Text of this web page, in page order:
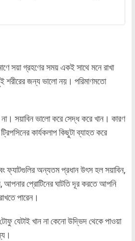
সয়া গ্রহণের সময় একই সাথে মনে রাখা
শরীরের জন্য ভালো নয়। পরিমাণমতো
না। সয়াবিন ভালো করে সেদ্ধ করে খান। কারণ
কার্যকলাপ কিছুটা ব্যাহত করে
ফ্যাটগুলির অন্যতম প্রধান উৎস হল সয়াবিন,
আপনার প্রোটিনের ঘাটতি দূর করতে আপনি
পারেন।
যেটাই খান না কেনো উদ্ভিদ থেকে পাওয়া